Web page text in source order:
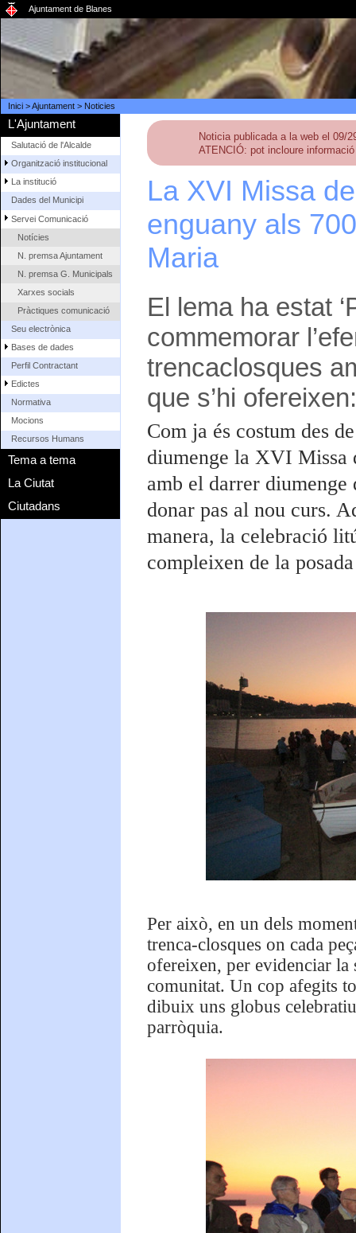
Ajuntament de Blanes
Inici>Ajuntament> Noticies
L'Ajuntament
Salutació de l'Alcalde
Organització institucional
La institució
Dades del Municipi
Servei Comunicació
Notícies
N. premsa Ajuntament
N. premsa G. Municipals
Xarxes socials
Pràctiques comunicació
Seu electrònica
Bases de dades
Perfil Contractant
Edictes
Normativa
Mocions
Recursos Humans
Tema a tema
La Ciutat
Ciutadans
Noticia publicada a la web el 09/
ATENCIÓ: pot incloure
La XVI Missa
enguany als
Maria
El lema ha estat
commemorar
trencaclosques
que s’hi
Com ja és costum des
diumenge la XVI Missa
amb el darrer diumenge
donar pas al nou curs.
manera, la celebració
compleixen de la
Per això, en un dels
trenca-closques on cada
ofereixen, per evidenciar la
comunitat. Un cop afegits
dibuix uns globus
parròquia.